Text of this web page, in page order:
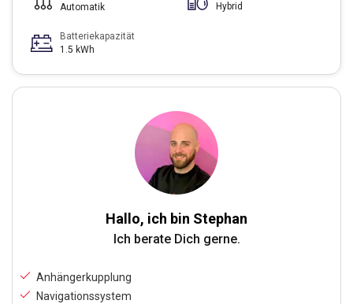
Hallo, ich bin Stephan
Ich berate Dich gerne.
Anhängerkupplung
Navigationssystem
Automatik
Hybrid
Batteriekapazität
1.5 kWh